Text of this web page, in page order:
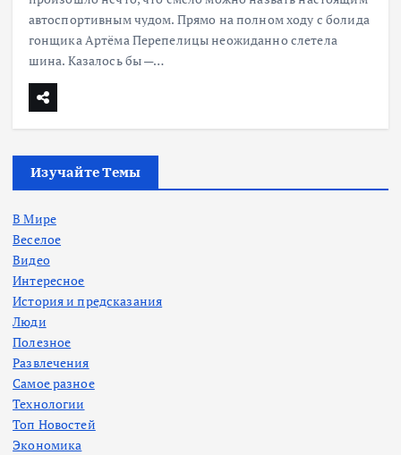
автоспортивным чудом. Прямо на полном ходу с болида
гонщика Артёма Перепелицы неожиданно слетела
шина. Казалось бы —…
Изучайте Темы
В Мире
Веселое
Видео
Интересное
История и предсказания
Люди
Полезное
Развлечения
Самое разное
Технологии
Топ Новостей
Экономика